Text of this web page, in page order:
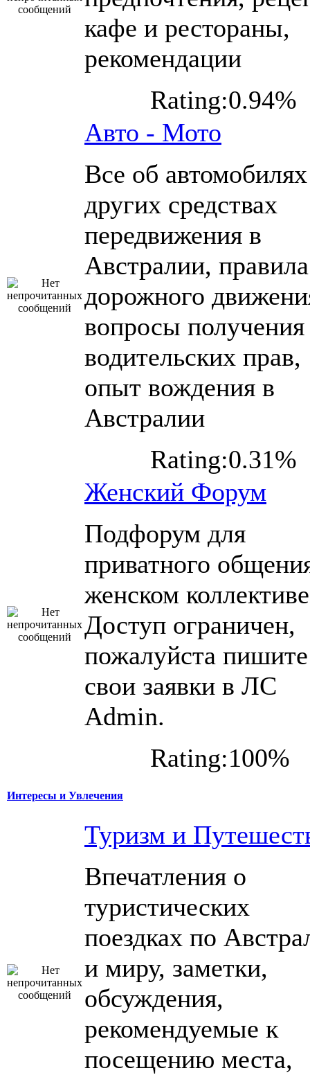
кафе и рестораны,
рекомендации
Rating:0.94%
Авто - Мото
Все об
других средствах
передвижения в
Австралии, правила
дорожного
вопросы получения
водительских прав,
опыт вождения в
Австралии
Rating:0.31%
Женский Форум
Подфорум для
приватного
женском
Доступ ограничен,
пожалуйста пишите
свои заявки в ЛС
Admin.
Rating:100%
Интересы и Увлечения
Туризм и
Впечатления о
туристических
поездках по
и миру, заметки,
обсуждения,
рекомендуемые к
посещению места,